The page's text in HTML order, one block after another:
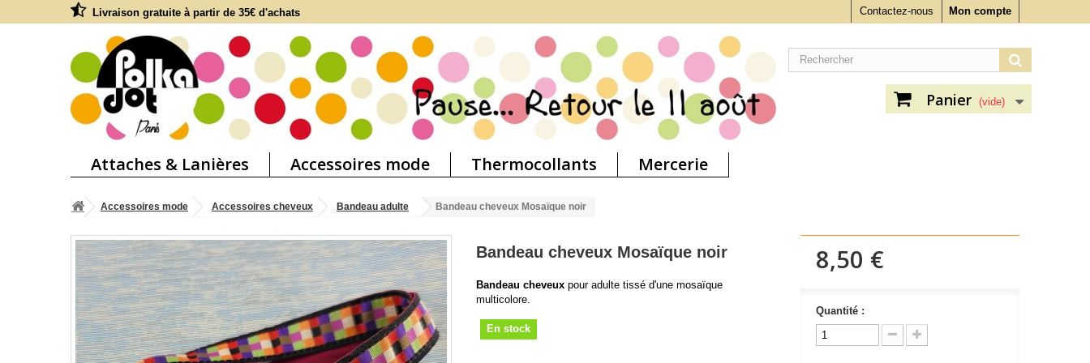
Mon compte
Contactez-nous
Livraison gratuite à partir de 35€ d'achats
Panier (vide)
Attaches & Lanières Accessoires mode Thermocollants Mercerie
Accessoires mode Accessoires cheveux Bandeau adulte Bandeau cheveux Mosaïque noir
Bandeau cheveux Mosaïque noir
Bandeau cheveux pour adulte tissé d'une mosaïque
multicolore.
En stock
8,50 €
Quantité :